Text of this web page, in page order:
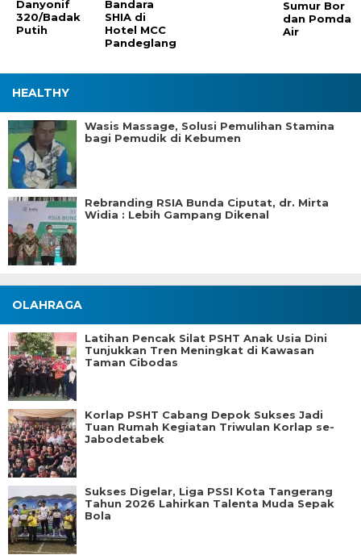
Danyonif
320/Badak
Putih
Bandara
SHIA di
Hotel MCC
Pandeglang
Sumur Bor
dan Pomda
Air
HEALTHY
Wasis Massage, Solusi Pemulihan Stamina
bagi Pemudik di Kebumen
Rebranding RSIA Bunda Ciputat, dr. Mirta
Widia : Lebih Gampang Dikenal
OLAHRAGA
Latihan Pencak Silat PSHT Anak Usia Dini
Tunjukkan Tren Meningkat di Kawasan
Taman Cibodas
Korlap PSHT Cabang Depok Sukses Jadi
Tuan Rumah Kegiatan Triwulan Korlap se-
Jabodetabek
Sukses Digelar, Liga PSSI Kota Tangerang
Tahun 2026 Lahirkan Talenta Muda Sepak
Bola